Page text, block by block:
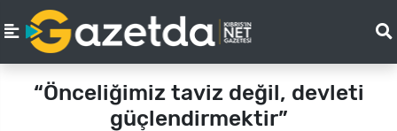
“Önceliğimiz taviz değil, devleti
güçlendirmektir”